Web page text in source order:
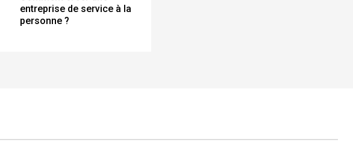
entreprise de service à la
personne ?